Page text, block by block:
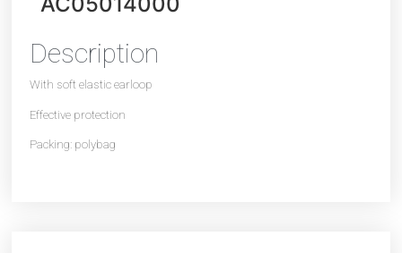
Description
With soft elastic earloop
Effective protection
Packing: polybag